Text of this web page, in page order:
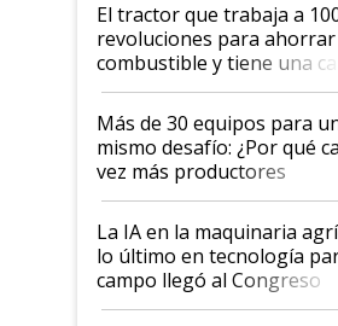
El tractor que trabaja a
revoluciones para ahorrar
combustible y tiene una
que parece una
lo último en el mundo,
disponible en Argentina
Más de 30 equipos para
mismo desafío: ¿Por qué
vez más productores
incorporan fertilizante
tierra?
La IA en la maquinaria
lo último en tecnología
campo llegó al Congreso
Aapresid 2026